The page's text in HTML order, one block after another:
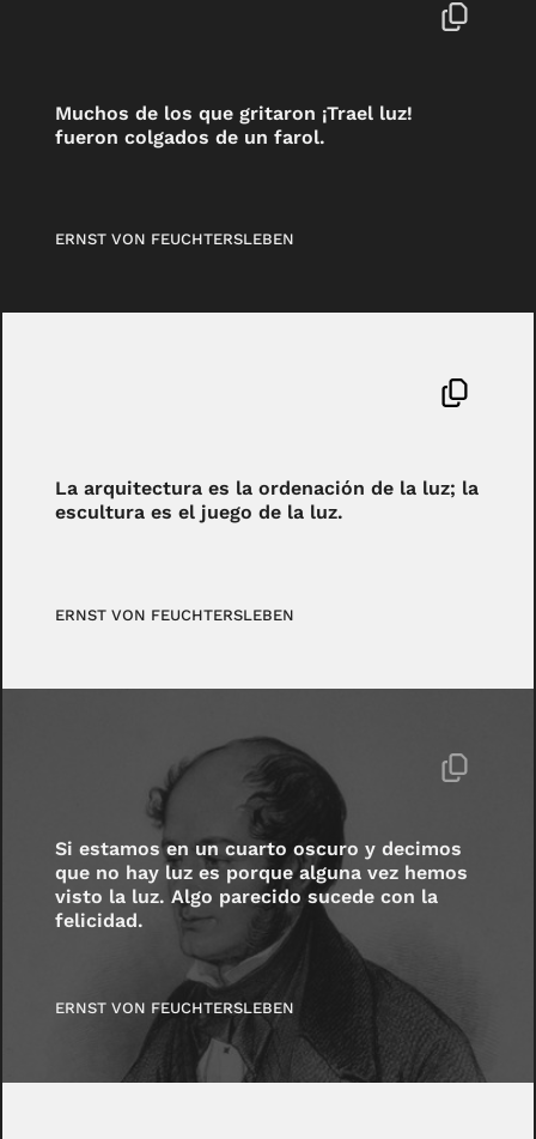
Muchos de los que gritaron ¡Trael luz!
fueron colgados de un farol.
ERNST VON FEUCHTERSLEBEN
La arquitectura es la ordenación de la luz; la
escultura es el juego de la luz.
ERNST VON FEUCHTERSLEBEN
Si estamos en un cuarto oscuro y decimos
que no hay luz es porque alguna vez hemos
visto la luz. Algo parecido sucede con la
felicidad.
ERNST VON FEUCHTERSLEBEN